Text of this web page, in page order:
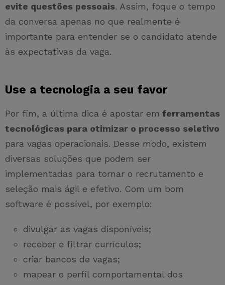
evite questões pessoais. Assim, foque o tempo
da conversa apenas no que realmente é
importante para entender se o candidato atende
às expectativas da vaga.
Use a tecnologia a seu favor
Por fim, a última dica é apostar em ferramentas
tecnológicas para otimizar o processo seletivo
para vagas operacionais. Desse modo, existem
diversas soluções que podem ser
implementadas para tornar o recrutamento e
seleção mais ágil e efetivo. Com um bom
software é possível, por exemplo:
divulgar as vagas disponíveis;
receber e filtrar currículos;
criar bancos de vagas;
mapear o perfil comportamental dos